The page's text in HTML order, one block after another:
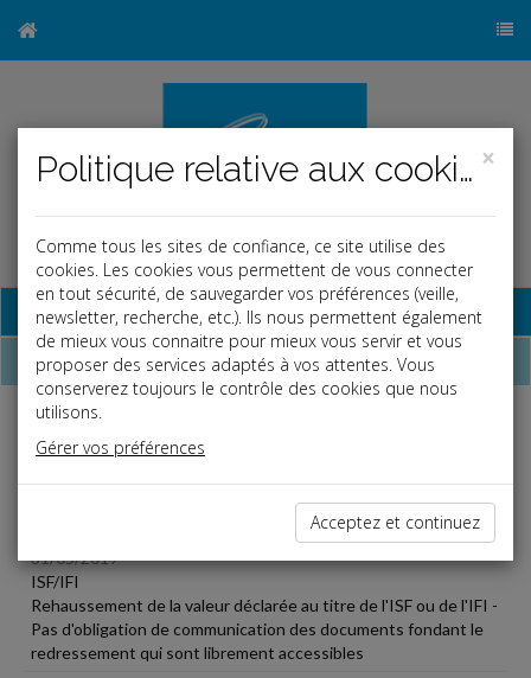
Base documentaire
Dépêches
Liste des dernières dépêches
31/05/2019
ISF/IFI
Rehaussement de la valeur déclarée au titre de l'ISF ou de l'IFI -
Pas d'obligation de communication des documents fondant le
redressement qui sont librement accessibles
×
Politique relative aux cookies
Comme tous les sites de confiance, ce site utilise des
cookies. Les cookies vous permettent de vous connecter
en tout sécurité, de sauvegarder vos préférences (veille,
newsletter, recherche, etc.). Ils nous permettent également
de mieux vous connaitre pour mieux vous servir et vous
proposer des services adaptés à vos attentes. Vous
conserverez toujours le contrôle des cookies que nous
utilisons.
Gérer vos préférences
Acceptez et continuez